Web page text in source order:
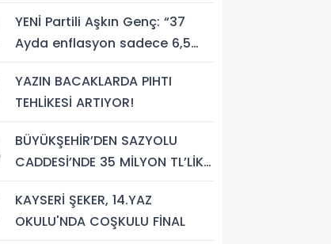
YENİ Partili Aşkın Genç: “37
Ayda enflasyon sadece 6,5
ödedi”
YAZIN BACAKLARDA PIHTI
TEHLİKESİ ARTIYOR!
BÜYÜKŞEHİR’DEN SAZYOLU
CADDESİ’NDE 35 MİLYON TL’LİK
KAYSERİ ŞEKER, 14.YAZ
OKULU'NDA COŞKULU FİNAL